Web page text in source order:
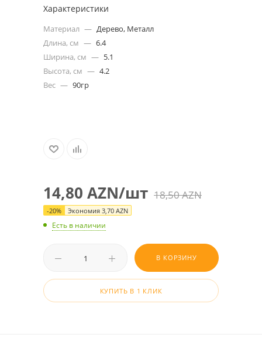
Характеристики
Материал — Дерево, Металл
Длина, см — 6.4
Ширина, см — 5.1
Высота, см — 4.2
Вес — 90гр
14,80 AZN/шт 18,50AZN
-20% Экономия 3,70 AZN
Есть в наличии
В КОРЗИНУ
КУПИТЬ В 1 КЛИК